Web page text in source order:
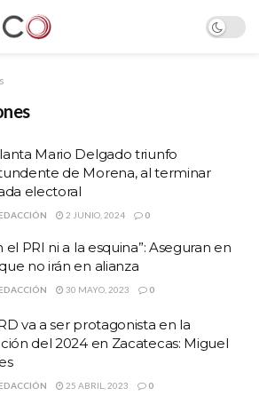
Mario Delgado triunfo
de Morena, al terminar
electoral
2 JUNIO, 2024 0
el PRI ni a la esquina”: Aseguran en
no irán en alianza
30 MAYO, 2023 0
va a ser protagonista en la
del 2024 en Zacatecas: Miguel
25 ABRIL, 2023 0